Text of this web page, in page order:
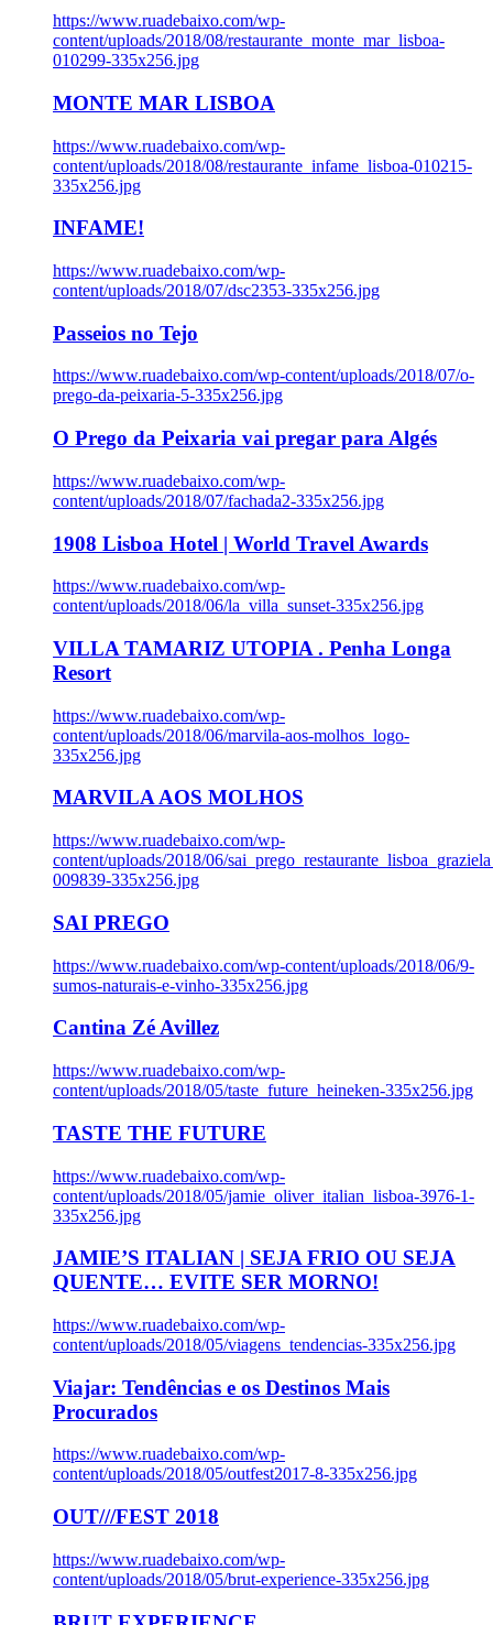
https://www.ruadebaixo.com/wp-
content/uploads/2018/08/restaurante_monte_mar_lisboa-
010299-335x256.jpg
MONTE MAR LISBOA
https://www.ruadebaixo.com/wp-
content/uploads/2018/08/restaurante_infame_lisboa-010215-
335x256.jpg
INFAME!
https://www.ruadebaixo.com/wp-
content/uploads/2018/07/dsc2353-335x256.jpg
Passeios no Tejo
https://www.ruadebaixo.com/wp-content/uploads/2018/07/o-
prego-da-peixaria-5-335x256.jpg
O Prego da Peixaria vai pregar para Algés
https://www.ruadebaixo.com/wp-
content/uploads/2018/07/fachada2-335x256.jpg
1908 Lisboa Hotel | World Travel Awards
https://www.ruadebaixo.com/wp-
content/uploads/2018/06/la_villa_sunset-335x256.jpg
VILLA TAMARIZ UTOPIA . Penha Longa
Resort
https://www.ruadebaixo.com/wp-
content/uploads/2018/06/marvila-aos-molhos_logo-
335x256.jpg
MARVILA AOS MOLHOS
https://www.ruadebaixo.com/wp-
content/uploads/2018/06/
009839-335x256.jpg
SAI PREGO
https://www.ruadebaixo.com/wp-content/uploads/2018/06/9-
sumos-naturais-e-vinho-335x256.jpg
Cantina Zé Avillez
https://www.ruadebaixo.com/wp-
content/uploads/2018/05/taste_future_heineken-335x256.jpg
TASTE THE FUTURE
https://www.ruadebaixo.com/wp-
content/uploads/2018/05/jamie_oliver_italian_lisboa-3976-1-
335x256.jpg
JAMIE’S ITALIAN | SEJA FRIO OU SEJA
QUENTE… EVITE SER MORNO!
https://www.ruadebaixo.com/wp-
content/uploads/2018/05/viagens_tendencias-335x256.jpg
Viajar: Tendências e os Destinos Mais
Procurados
https://www.ruadebaixo.com/wp-
content/uploads/2018/05/outfest2017-8-335x256.jpg
OUT///FEST 2018
https://www.ruadebaixo.com/wp-
content/uploads/2018/05/brut-experience-335x256.jpg